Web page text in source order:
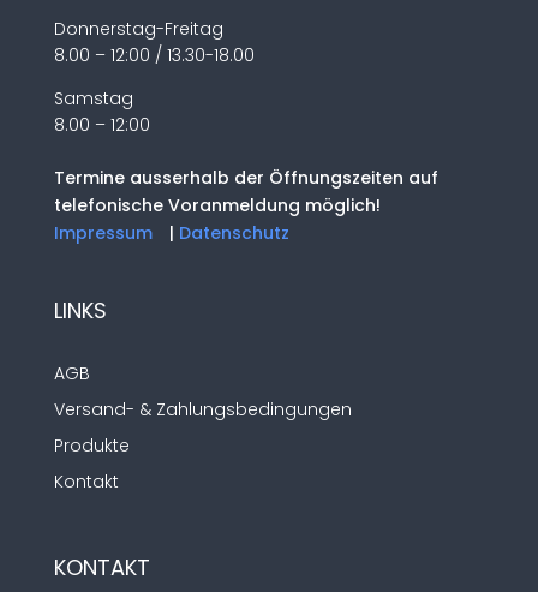
Donnerstag-Freitag
8.00 – 12:00 / 13.30-18.00
Samstag
8.00 – 12:00
Termine ausserhalb der Öffnungszeiten auf
telefonische Voranmeldung möglich!
Impressum
| Datenschutz
LINKS
AGB
Versand- & Zahlungsbedingungen
Produkte
Kontakt
KONTAKT